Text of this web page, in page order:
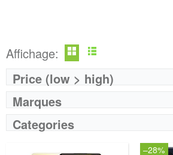
Affichage:
Price (low > high)
Marques
Categories
–28%